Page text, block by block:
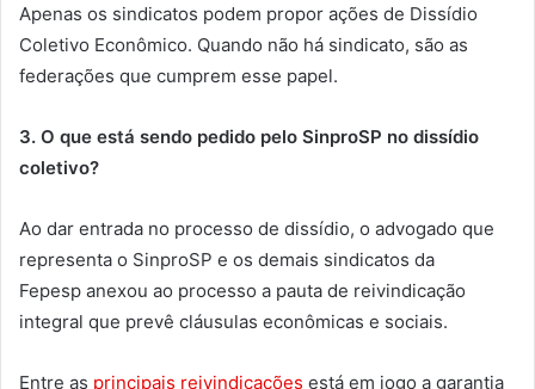
Apenas os sindicatos podem propor ações de Dissídio
Coletivo Econômico. Quando não há sindicato, são as
federações que cumprem esse papel.
3. O que está sendo pedido pelo SinproSP no dissídio
coletivo?
Ao dar entrada no processo de dissídio, o advogado que
representa o SinproSP e os demais sindicatos da
Fepesp anexou ao processo a pauta de reivindicação
integral que prevê cláusulas econômicas e sociais.
Entre as principais reivindicações está em jogo a garantia